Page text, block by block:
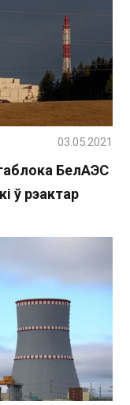
БелАЭС
ў рэактар
03.05.2021